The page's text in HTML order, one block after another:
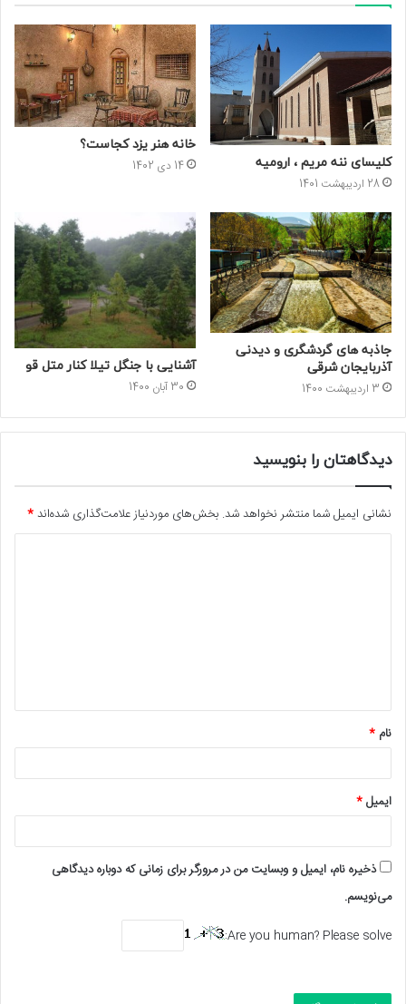
کلیسای ننه مریم ، ارومیه
28 اردیبهشت 1401
خانه هنر یزد کجاست؟
14 دی 1402
جاذبه های گردشگری و دیدنی
آذربایجان شرقی
3 اردیبهشت 1400
آشنایی با جنگل تیلا کنار متل قو
30 آبان 1400
دیدگاهتان را بنویسید
نشانی ایمیل شما منتشر نخواهد شد. بخش‌های موردنیاز علامت‌گذاری شده‌اند*
*
نام *
ایمیل*
ذخیره نام، ایمیل و وبسایت من در مرورگر برای زمانی که دوباره دیدگاهی
می‌نویسم.
Are you human? Please solve: